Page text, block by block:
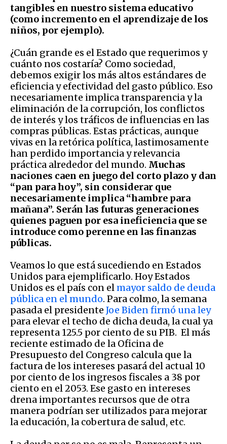
tangibles en nuestro sistema educativo
(como incremento en el aprendizaje de los
niños, por ejemplo).
¿Cuán grande es el Estado que requerimos y
cuánto nos costaría? Como sociedad,
debemos exigir los más altos estándares de
eficiencia y efectividad del gasto público. Eso
necesariamente implica transparencia y la
eliminación de la corrupción, los conflictos
de interés y los tráficos de influencias en las
compras públicas. Estas prácticas, aunque
vivas en la retórica política, lastimosamente
han perdido importancia y relevancia
práctica alrededor del mundo. Muchas
naciones caen en juego del corto plazo y dan
“pan para hoy”, sin considerar que
necesariamente implica “hambre para
mañana”. Serán las futuras generaciones
quienes paguen por esa ineficiencia que se
introduce como perenne en las finanzas
públicas.
Veamos lo que está sucediendo en Estados
Unidos para ejemplificarlo. Hoy Estados
Unidos es el país con elmayor saldo de deuda
pública en el mundo. Para colmo, la semana
pasada el presidente Joe Biden firmó una ley
para elevar el techo de dicha deuda, la cual ya
representa 125.5 por ciento de su PIB. El más
reciente estimado de la Oficina de
Presupuesto del Congreso calcula que la
factura de los intereses pasará del actual 10
por ciento de los ingresos fiscales a 38 por
ciento en el 2053. Ese gasto en intereses
drena importantes recursos que de otra
manera podrían ser utilizados para mejorar
la educación, la cobertura de salud, etc.